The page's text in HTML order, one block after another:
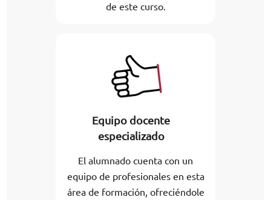
de este curso.
Equipo docente
especializado
El alumnado cuenta con un
equipo de profesionales en esta
área de formación, ofreciéndole